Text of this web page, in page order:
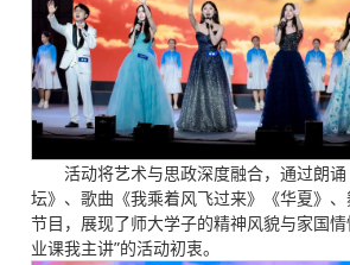
活动将艺术与思政深度融合，通过朗
坛》、歌曲《我乘着风飞过来》《华夏》
节目，展现了师大学子的精神风貌与家国
业课我主讲”的活动初衷。